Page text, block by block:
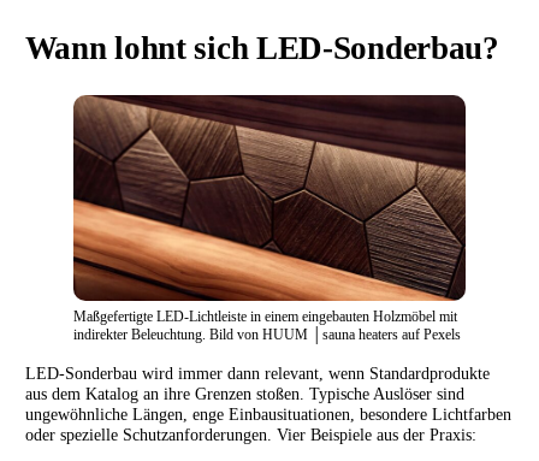
Wann lohnt sich LED-Sonderbau?
Maßgefertigte LED-Lichtleiste in einem eingebauten Holzmöbel mit
indirekter Beleuchtung. Bild von HUUM │sauna heaters auf Pexels
LED-Sonderbau wird immer dann relevant, wenn Standardprodukte
aus dem Katalog an ihre Grenzen stoßen. Typische Auslöser sind
ungewöhnliche Längen, enge Einbausituationen, besondere Lichtfarben
oder spezielle Schutzanforderungen. Vier Beispiele aus der Praxis: